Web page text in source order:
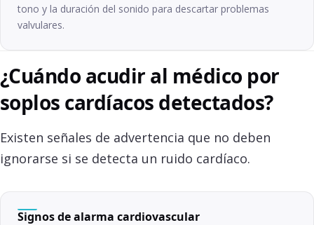
tono y la duración del sonido para descartar problemas
valvulares.
¿Cuándo acudir al médico por
soplos cardíacos detectados?
Existen señales de advertencia que no deben
ignorarse si se detecta un ruido cardíaco.
Signos de alarma cardiovascular